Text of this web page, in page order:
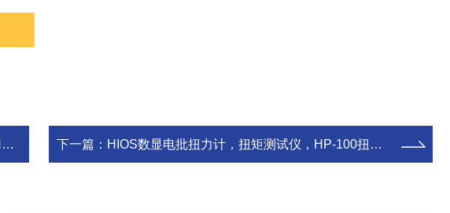
下一篇： HIOS数显电批扭力计，扭矩测试仪，HP-100扭力测试仪